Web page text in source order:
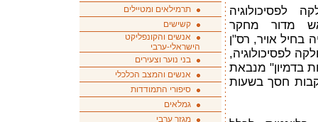
לפסיכולוגיה
מדור מחקר
בחיל אויר, רס"ן
לפסיכולוגיה,
בדמיון" מנבאת
חסך בשעות
תרמילאים ומטיילים
קשישים
אנשים והקונפליקט
הישראלי-ערבי
בני נוער וצעירים
אנשים והמצב הכלכלי
סיפורי התמודדות
גמלאים
מגזר ערבי